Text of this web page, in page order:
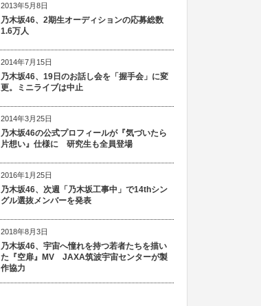
2013年5月8日
乃木坂46、2期生オーディションの応募総数
1.6万人
2014年7月15日
乃木坂46、19日のお話し会を「握手会」に変
更。ミニライブは中止
2014年3月25日
乃木坂46の公式プロフィールが『気づいたら
片想い』仕様に 研究生も全員登場
2016年1月25日
乃木坂46、次週「乃木坂工事中」で14thシン
グル選抜メンバーを発表
2018年8月3日
乃木坂46、宇宙へ憧れを持つ若者たちを描い
た『空扉』MV JAXA筑波宇宙センターが製
作協力